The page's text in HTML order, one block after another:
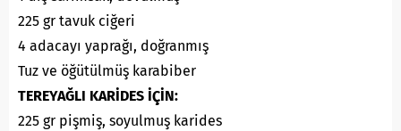
225 gr tavuk ciğeri
4 adacayı yaprağı, doğranmış
Tuz ve öğütülmüş karabiber
TEREYAĞLI KARİDES İÇİN:
225 gr pişmiş, soyulmuş karides